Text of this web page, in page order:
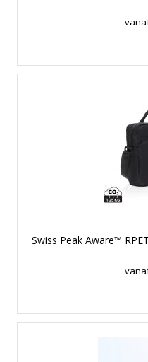
Swiss Peak Aware™